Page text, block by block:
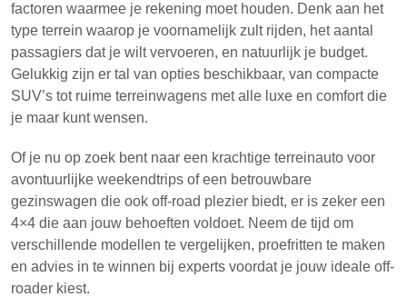
factoren waarmee je rekening moet houden. Denk aan het
type terrein waarop je voornamelijk zult rijden, het aantal
passagiers dat je wilt vervoeren, en natuurlijk je budget.
Gelukkig zijn er tal van opties beschikbaar, van compacte
SUV’s tot ruime terreinwagens met alle luxe en comfort die
je maar kunt wensen.
Of je nu op zoek bent naar een krachtige terreinauto voor
avontuurlijke weekendtrips of een betrouwbare
gezinswagen die ook off-road plezier biedt, er is zeker een
4×4 die aan jouw behoeften voldoet. Neem de tijd om
verschillende modellen te vergelijken, proefritten te maken
en advies in te winnen bij experts voordat je jouw ideale off-
roader kiest.